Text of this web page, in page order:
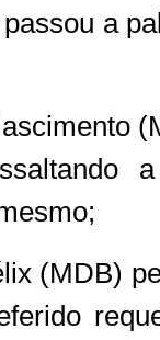
a
(MDB)